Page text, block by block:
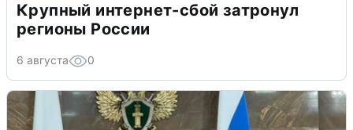
Крупный интернет-сбой затронул
регионы России
6 августа 0